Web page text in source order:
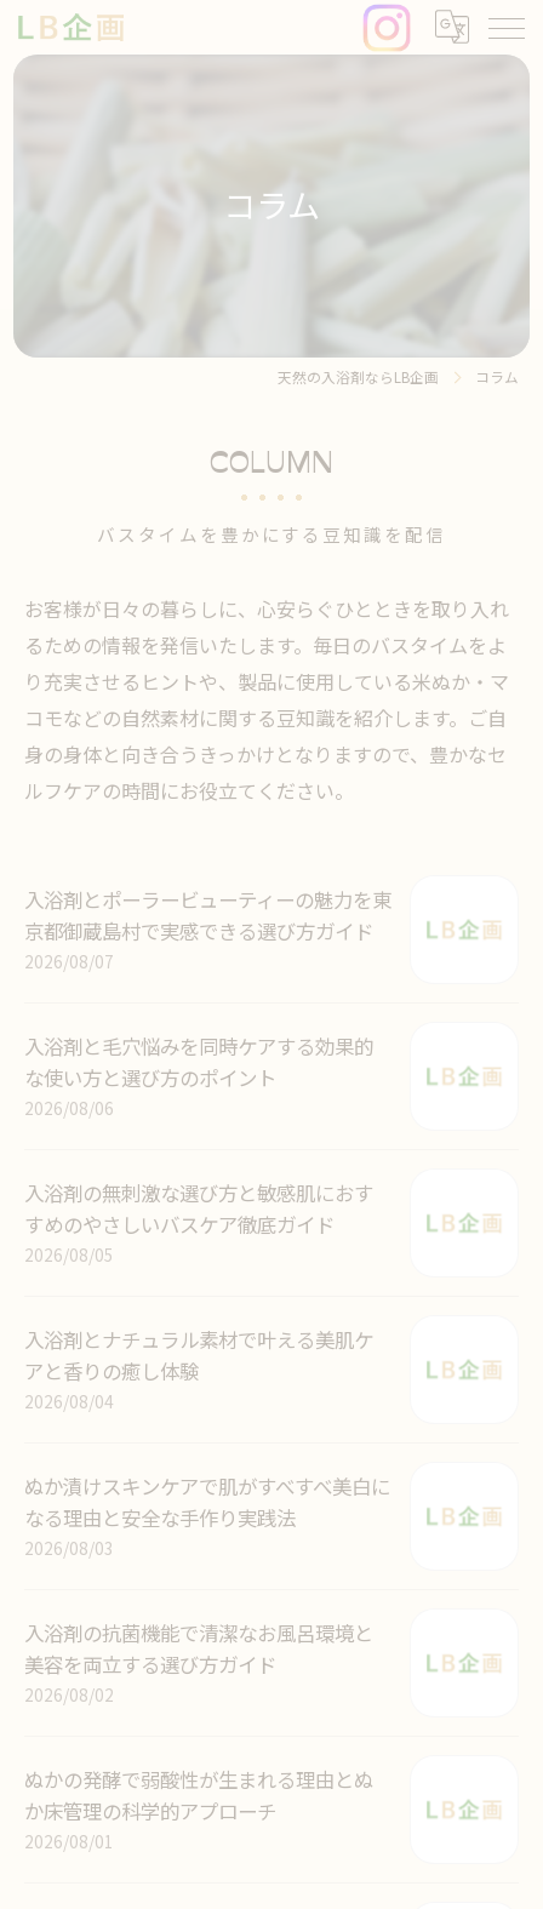
コラム
天然の入浴剤ならLB企画 コラム
COLUMN
バスタイムを豊かにする豆知識を配信
お客様が日々の暮らしに、心安らぐひとときを取り入れ
るための情報を発信いたします。毎日のバスタイムをよ
り充実させるヒントや、製品に使用している米ぬか・マ
コモなどの自然素材に関する豆知識を紹介します。ご自
身の身体と向き合うきっかけとなりますので、豊かなセ
ルフケアの時間にお役立てください。
入浴剤とポーラービューティーの魅力を東
京都御蔵島村で実感できる選び方ガイド
2026/08/07
入浴剤と毛穴悩みを同時ケアする効果的
な使い方と選び方のポイント
2026/08/06
入浴剤の無刺激な選び方と敏感肌におす
すめのやさしいバスケア徹底ガイド
2026/08/05
入浴剤とナチュラル素材で叶える美肌ケ
アと香りの癒し体験
2026/08/04
ぬか漬けスキンケアで肌がすべすべ美白に
なる理由と安全な手作り実践法
2026/08/03
入浴剤の抗菌機能で清潔なお風呂環境と
美容を両立する選び方ガイド
2026/08/02
ぬかの発酵で弱酸性が生まれる理由とぬ
か床管理の科学的アプローチ
2026/08/01